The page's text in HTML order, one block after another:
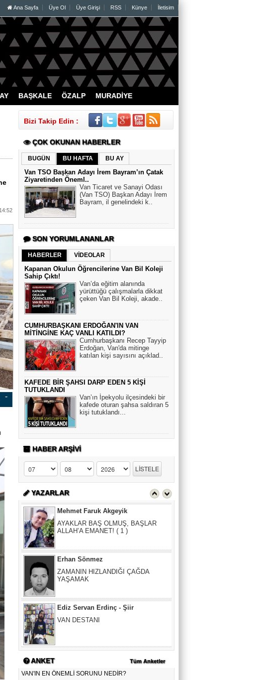
Ana Sayfa Üye Ol Üye Girişi RSS Künye İletisim
BAŞKALE ÖZALP MURADİYE
Bizi Takip Edin :
ÇOK OKUNAN HABERLER
BUGÜN BU HAFTA BU AY
Van TSO Başkan Adayı İrem Bayram’ın Çatak
Ziyaretinden Öneml..
Van Ticaret ve Sanayi Odası
(Van TSO) Başkan Adayı İrem
Bayram, il genelindeki k..
SON YORUMLANANLAR
HABERLER VİDEOLAR
Kapanan Okulun Öğrencilerine Van Bil Koleji
Sahip Çıktı!
Van’da eğitim alanında
yürüttüğü çalışmalarla dikkat
çeken Van Bil Koleji, akade..
CUMHURBAŞKANI ERDOĞAN'IN VAN
MİTİNGİNE KAÇ VANLI KATILDI?
Cumhurbaşkanı Recep Tayyip
Erdoğan, Van'da mitinge
katılan kişi sayısını açıklad..
KAFEDE BİR ŞAHSI DARP EDEN 5 KİŞİ
TUTUKLANDI
Van’ın İpekyolu ilçesindeki bir
kafede oturan şahsa saldıran 5
kişi tutuklandı...
HABER ARŞİVİ
YAZARLAR
Ediz Servan Erdinç - Şiir
VAN DESTANI
Mehmet Faruk Akgeyik
AYAKLAR BAŞ OLMUŞ, BAŞLAR
ALLAH’A EMANET! ( 1 )
Erhan Sönmez
ZAMANIN HIZLANDIĞI ÇAĞDA
YAŞAMAK
Ediz Servan Erdinç - Şiir
VAN DESTANI
Mehmet Faruk Akgeyik
AYAKLAR BAŞ OLMUŞ, BAŞLAR
ZAMANIN HIZLANDIĞI ÇAĞDA
YAŞAMAK
ANKET Tüm Anketler
VAN'IN EN ÖNEMLİ SORUNU NEDİR?